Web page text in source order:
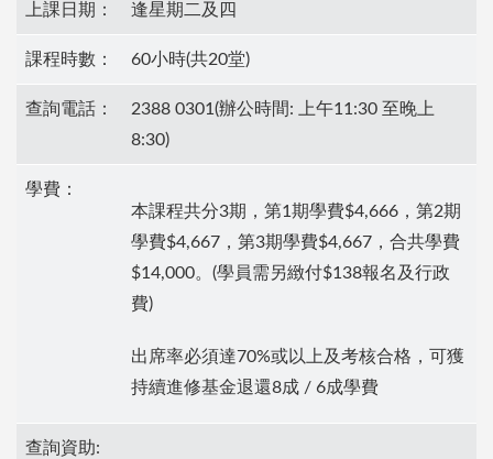
上課日期： 逢星期二及四
課程時數： 60小時(共20堂)
查詢電話：
2388 0301(辦公時間: 上午11:30 至晚上
8:30)
學費：
本課程共分3期，第1期學費$4,666，第2期
學費$4,667，第3期學費$4,667，合共學費
$14,000。(學員需另緻付$138報名及行政
費)
出席率必須達70%或以上及考核合格，可獲
持續進修基金退還8成 / 6成學費
查詢資助: